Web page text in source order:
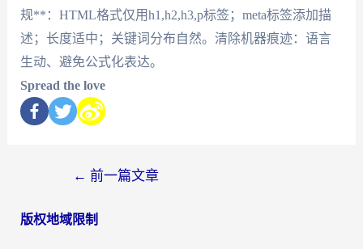
规**：HTML格式仅用h1,h2,h3,p标签；meta标签添加描
述；长度适中；关键词分布自然。清除机器痕迹：语言
生动、避免公式化表达。
Spread the love
← 前一篇文章
版权地域限制